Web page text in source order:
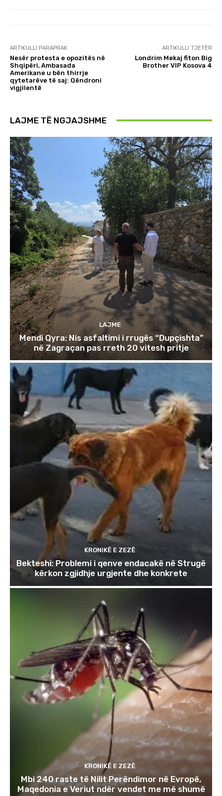
ARTIKULLI PARAPRAK
Nesër protesta e opozitës në
Shqipëri, Ambasada
Amerikane u bën thirrje
qytetarëve të saj: Qëndroni
vigjilentë
ARTIKULLI TJETËR
Londrim Mekaj fiton Big
Brother VIP Kosova 4
LAJME TË NGJAJSHME
LAJME
Mendi Qyra: Nis asfaltimi i rrugës “Dupçishta”
në Zagraçan pas rreth 20 vitesh pritje
KRONIKË E ZEZË
Bekteshi: Problemi i qenve endacakë në Strugë
kërkon zgjidhje urgjente dhe konkrete
KRONIKË E ZEZË
Mbi 240 raste të Nilit Perëndimor në Evropë,
Maqedonia e Veriut ndër vendet me më shumë